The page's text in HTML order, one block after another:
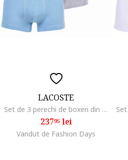
LACOSTE
Set de 3 perechi de boxeri din amestec de bumbac, Gri/Albastru
23795lei
Vandut de Fashion Days